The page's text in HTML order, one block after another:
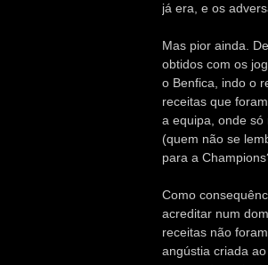
já era, e os
Mas pior ainda.
obtidos com os
o Benfica, indo o
receitas que
a equipa, onde
(quem não se
para a
Como
acreditar num
receitas não
angústia criada